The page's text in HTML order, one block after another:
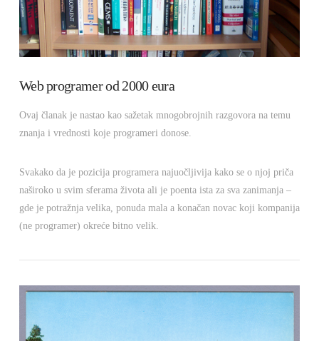
Web programer od 2000 eura
Ovaj članak je nastao kao sažetak mnogobrojnih razgovora na temu
znanja i vrednosti koje programeri donose.
Svakako da je pozicija programera najuočljivija kako se o njoj priča
naširoko u svim sferama života ali je poenta ista za sva zanimanja –
gde je potražnja velika, ponuda mala a konačan novac koji kompanija
(ne programer) okreće bitno velik.